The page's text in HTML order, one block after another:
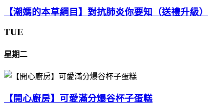
【潮媽的本草綱目】對抗肺炎你要知（送禮升級）
TUE
星期二
【開心廚房】可愛滿分爆谷杯子蛋糕